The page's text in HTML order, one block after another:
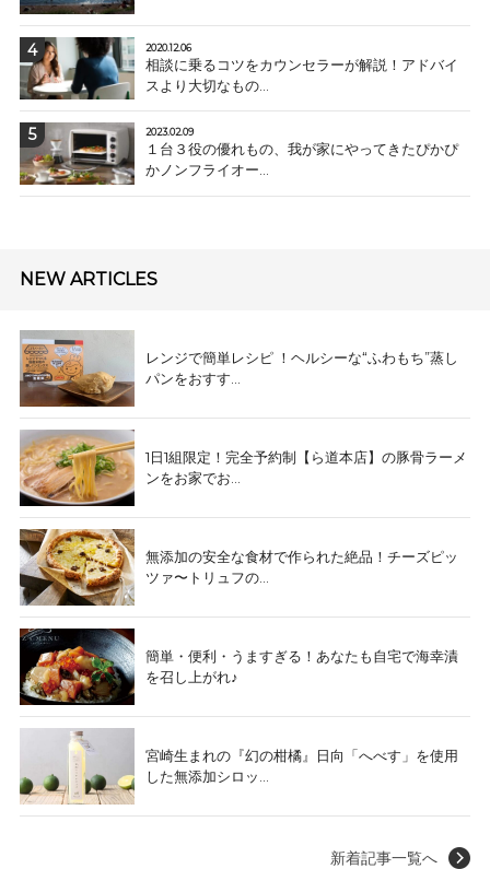
2020.12.06
相談に乗るコツをカウンセラーが解説！アドバイ
スより大切なもの...
2023.02.09
１台３役の優れもの、我が家にやってきたぴかぴ
かノンフライオー...
NEW ARTICLES
レンジで簡単レシピ ！ヘルシーな“ふわもち”蒸し
パンをおすす...
1日1組限定！完全予約制【ら道本店】の豚骨ラーメ
ンをお家でお...
無添加の安全な食材で作られた絶品！チーズピッ
ツァ〜トリュフの...
簡単・便利・うますぎる！あなたも自宅で海幸漬
を召し上がれ♪
宮崎生まれの『幻の柑橘』日向「へべす」を使用
した無添加シロッ...
新着記事一覧へ